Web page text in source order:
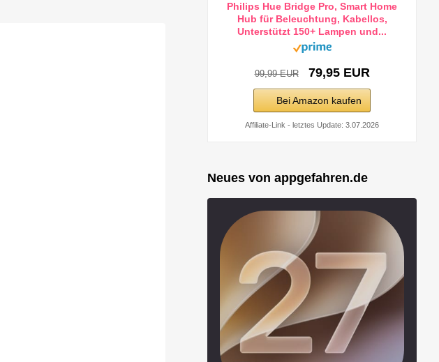
Philips Hue Bridge Pro, Smart Home
Hub für Beleuchtung, Kabellos,
Unterstützt 150+ Lampen und...
99,99 EUR 79,95 EUR
Bei Amazon kaufen
Affiliate-Link - letztes Update: 3.07.2026
Neues von appgefahren.de